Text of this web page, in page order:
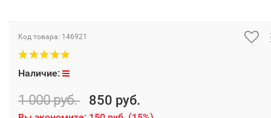
Код товара: 146921
Наличие:
1 000 руб. 850 руб.